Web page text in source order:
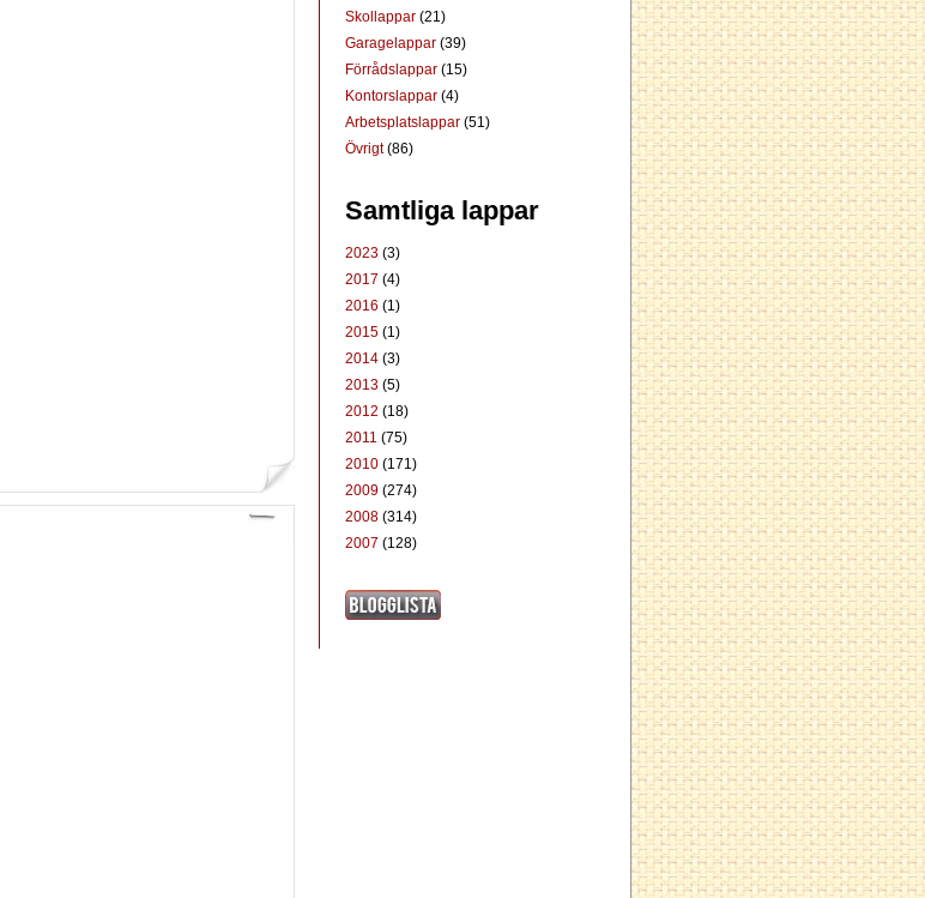
Skollappar (21)
Garagelappar (39)
Förrådslappar (15)
Kontorslappar (4)
Arbetsplatslappar (51)
Övrigt(86)
Samtliga lappar
2023 (3)
2017 (4)
2016 (1)
2015 (1)
2014 (3)
2013 (5)
2012 (18)
2011 (75)
2010 (171)
2009 (274)
2008 (314)
2007 (128)